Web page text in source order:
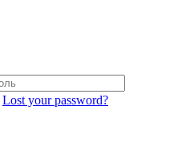
Lost your password?